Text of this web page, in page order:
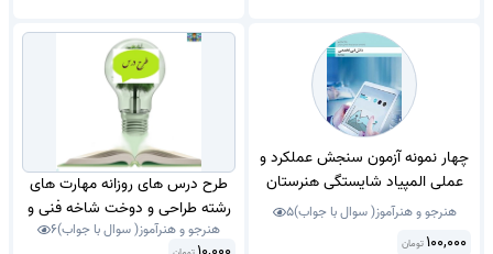
چهار نمونه آزمون سنجش عملکرد و
عملی المپیاد شایستگی هنرستان
های فنی و حرفه ای به شکل استانی
هنرجو و هنرآموز( سوال با جواب)5
100,000 تومان
طرح درس های روزانه مهارت های
رشته طراحی و دوخت شاخه فنی و
حرفه ای دوم متوسطه پودمان سوم
هنرجو و هنرآموز( سوال با جواب)6